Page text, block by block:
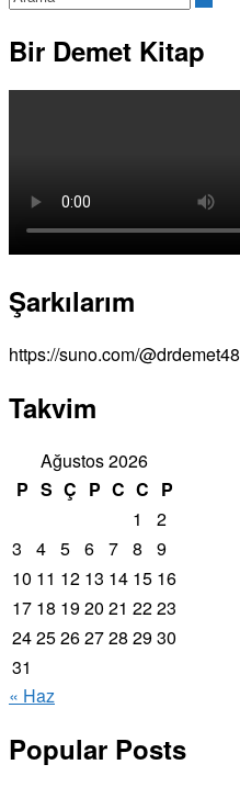
Bir Demet Kitap
Şarkılarım
https://suno.com/@drdemet48
Takvim
Ağustos 2026
P S Ç P C C P
1
2
3
4 5 6 7 8
9
10 11 12 13 14 15 16
17 18 1920 21 2223
2425262728 2930
31
« Haz
Popular Posts